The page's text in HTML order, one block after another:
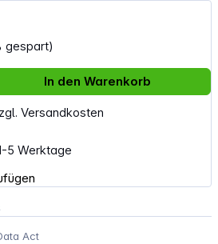
gespart)
Versandkosten
5 Werktage
den gewünschten
In den Warenkorb
Act